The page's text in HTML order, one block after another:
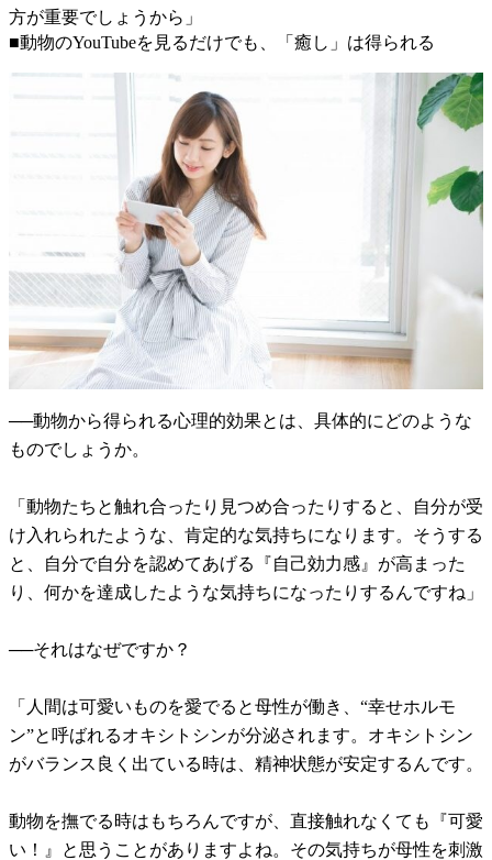
方が重要でしょうから」
■動物のYouTubeを見るだけでも、「癒し」は得られる
──動物から得られる心理的効果とは、具体的にどのような
ものでしょうか。
「動物たちと触れ合ったり見つめ合ったりすると、自分が受
け入れられたような、肯定的な気持ちになります。そうする
と、自分で自分を認めてあげる『自己効力感』が高まった
り、何かを達成したような気持ちになったりするんですね」
──それはなぜですか？
「人間は可愛いものを愛でると母性が働き、“幸せホルモ
ン”と呼ばれるオキシトシンが分泌されます。オキシトシン
がバランス良く出ている時は、精神状態が安定するんです。
動物を撫でる時はもちろんですが、直接触れなくても『可愛
い！』と思うことがありますよね。その気持ちが母性を刺激